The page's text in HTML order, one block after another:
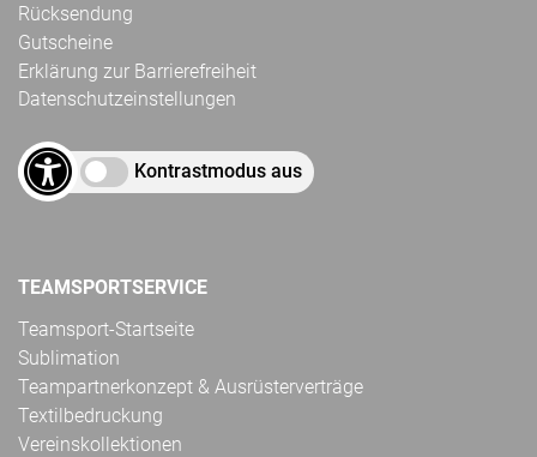
Rücksendung
Gutscheine
Erklärung zur Barrierefreiheit
Datenschutzeinstellungen
Kontrastmodus aus
TEAMSPORTSERVICE
Teamsport-Startseite
Sublimation
Teampartnerkonzept & Ausrüsterverträge
Textilbedruckung
Vereinskollektionen